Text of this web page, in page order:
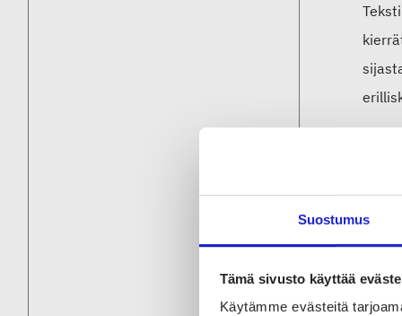
Suostumus
Tämä sivusto käyttää
Käytämme evästeitä